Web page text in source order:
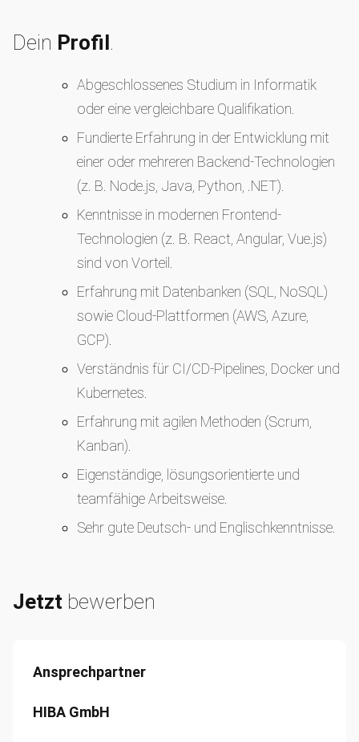
Dein Profil.
Abgeschlossenes Studium in Informatik
oder eine vergleichbare Qualifikation.
Fundierte Erfahrung in der Entwicklung mit
einer oder mehreren Backend-Technologien
(z. B. Node.js, Java, Python, .NET).
Kenntnisse in modernen Frontend-
Technologien (z. B. React, Angular, Vue.js)
sind von Vorteil.
Erfahrung mit Datenbanken (SQL, NoSQL)
sowie Cloud-Plattformen (AWS, Azure,
GCP).
Verständnis für CI/CD-Pipelines, Docker und
Kubernetes.
Erfahrung mit agilen Methoden (Scrum,
Kanban).
Eigenständige, lösungsorientierte und
teamfähige Arbeitsweise.
Sehr gute Deutsch- und Englischkenntnisse.
Jetzt bewerben
Ansprechpartner
HIBA GmbH